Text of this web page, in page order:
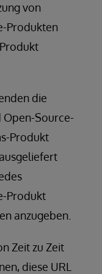
von
Produkten
die
Source-
Produkt
Produkt
anzugeben.
Zeit zu Zeit
diese URL